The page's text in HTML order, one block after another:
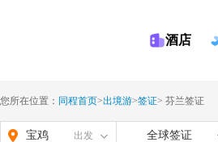
酒店
您所在位置： 同程首页>出境游>签证> 芬兰签证
宝鸡 出发 全球签证